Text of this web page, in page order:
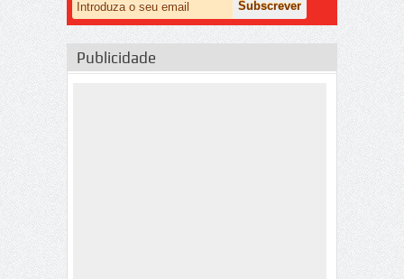
Publicidade